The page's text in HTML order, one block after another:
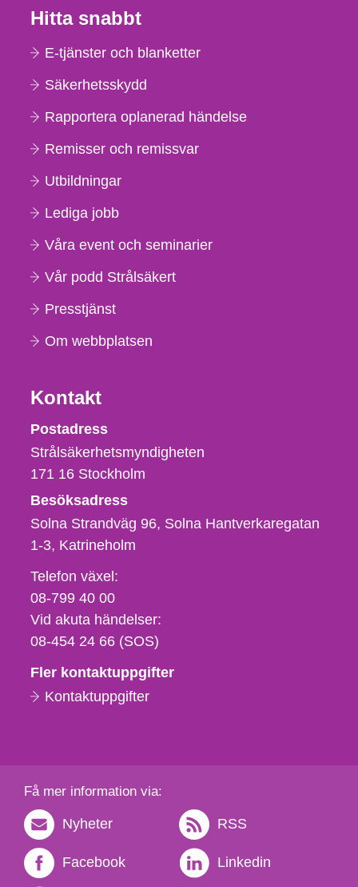
Hitta snabbt
E-tjänster och blanketter
Säkerhetsskydd
Rapportera oplanerad händelse
Remisser och remissvar
Utbildningar
Lediga jobb
Våra event och seminarier
Vår podd Strålsäkert
Presstjänst
Om webbplatsen
Kontakt
Strålsäkerhetsmyndigheten
Postadress
Strålsäkerhetsmyndigheten
171 16 Stockholm
Besöksadress
Solna Strandväg 96, Solna Hantverkaregatan
1-3 Katrineholm
Telefon,
fax
och
e-
Telefon växel:
08-799 40 00
Vid akuta händelser:
08-454 24 66 (SOS)
Fler kontaktuppgifter
Kontaktuppgifter
Få mer information via:
Nyheter RSS
Facebook Linkedin